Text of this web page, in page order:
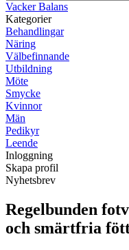
Vacker Balans
Kategorier
Behandlingar
Näring
Välbefinnande
Utbildning
Möte
Smycke
Kvinnor
Män
Pedikyr
Leende
Inloggning
Skapa profil
Nyhetsbrev
Regelbunden
och smärtfria